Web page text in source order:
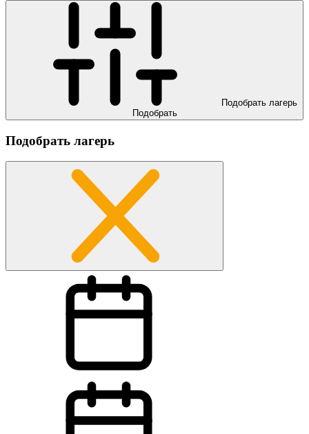
Подобрать лагерь
Подобрать
Подобрать лагерь